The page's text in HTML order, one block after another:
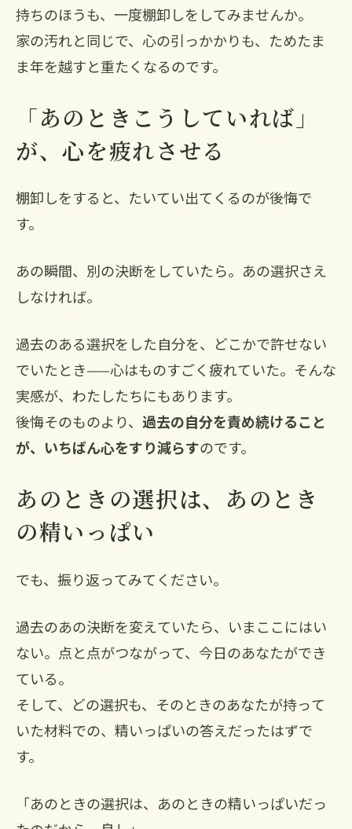
持ちのほうも、一度棚卸しをしてみませんか。
家の汚れと同じで、心の引っかかりも、ためたま
ま年を越すと重たくなるのです。
「あのときこうしていれば」
が、心を疲れさせる
棚卸しをすると、たいてい出てくるのが後悔で
す。
あの瞬間、別の決断をしていたら。あの選択さえ
しなければ。
過去のある選択をした自分を、どこかで許せない
でいたとき——心はものすごく疲れていた。そんな
実感が、わたしたちにもあります。
後悔そのものより、 過去の自分を責め続けること
が、いちばん心をすり減らすのです。
あのときの選択は、あのとき
の精いっぱい
でも、振り返ってみてください。
過去のあの決断を変えていたら、いまここにはい
ない。点と点がつながって、今日のあなたができ
ている。
そして、どの選択も、そのときのあなたが持って
いた材料での、精いっぱいの答えだったはずで
す。
「あのときの選択は、あのときの精いっぱいだっ